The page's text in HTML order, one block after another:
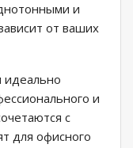
и
от ваших
идеально
и
с
для офисного